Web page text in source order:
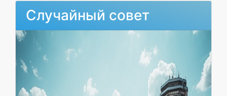
Случайный совет